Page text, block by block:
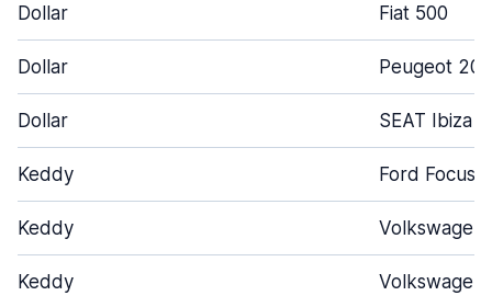
Dollar Fiat 500
Dollar Peugeot
Dollar SEAT Ibiza
Keddy Ford Focus
Keddy Volkswagen
Keddy Volkswagen